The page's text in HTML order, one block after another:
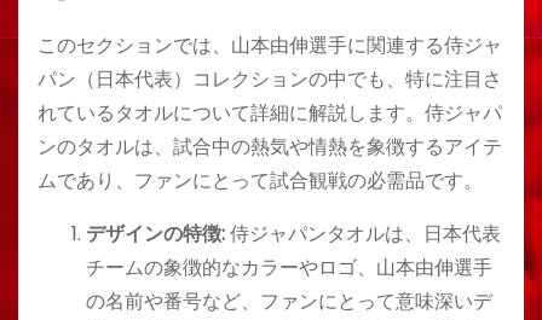
このセクションでは、山本由伸選手に関連する侍ジャ
パン（日本代表）コレクションの中でも、特に注目さ
れているタオルについて詳細に解説します。侍ジャパ
ンのタオルは、試合中の熱気や情熱を象徴するアイテ
ムであり、ファンにとって試合観戦の必需品です。
デザインの特徴:侍ジャパンタオルは、日本代表
チームの象徴的なカラーやロゴ、山本由伸選手
の名前や番号など、ファンにとって意味深いデ